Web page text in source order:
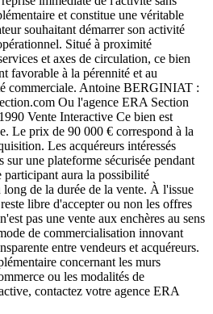
et constitue une véritable
souhaitant démarrer son activité
Situé à proximité
et axes de circulation, ce bien
favorable à la pérennité et au
commerciale. Antoine BERGINIAT :
Ou l'agence ERA Section
Vente Interactive Ce bien est
Le prix de 90 000 € correspond à la
Les acquéreurs intéressés
une plateforme sécurisée pendant
aura la possibilité
de la durée de la vente. À l'issue
libre d'accepter ou non les offres
pas une vente aux enchères au sens
de commercialisation innovant
entre vendeurs et acquéreurs.
concernant les murs
ou les modalités de
contactez votre agence ERA